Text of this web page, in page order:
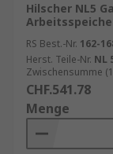
Hilscher NL5
RS Best.-Nr. 162-
Herst. Teile-Nr. NL
Zwischensumme
CHF.541.78
Menge